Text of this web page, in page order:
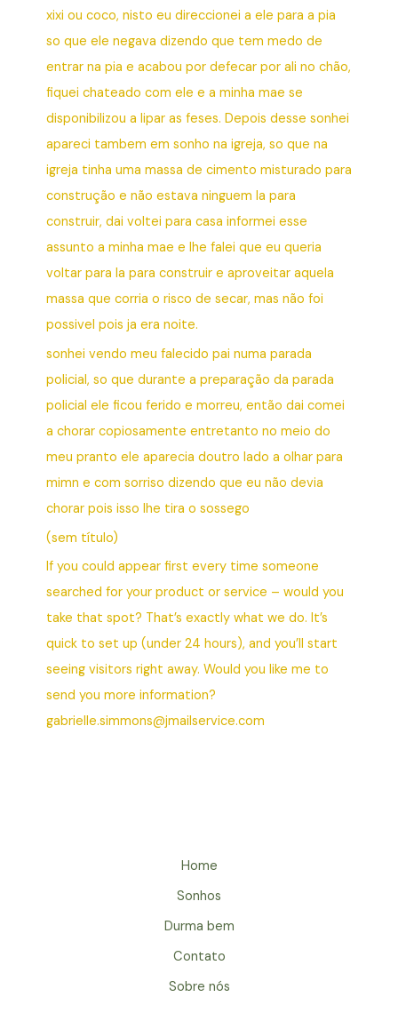
xixi ou coco, nisto eu direccionei a ele para a pia
so que ele negava dizendo que tem medo de
entrar na pia e acabou por defecar por ali no chão,
fiquei chateado com ele e a minha mae se
disponibilizou a lipar as feses. Depois desse sonhei
apareci tambem em sonho na igreja, so que na
igreja tinha uma massa de cimento misturado para
construção e não estava ninguem la para
construir, dai voltei para casa informei esse
assunto a minha mae e lhe falei que eu queria
voltar para la para construir e aproveitar aquela
massa que corria o risco de secar, mas não foi
possivel pois ja era noite.
sonhei vendo meu falecido pai numa parada
policial, so que durante a preparação da parada
policial ele ficou ferido e morreu, então dai comei
a chorar copiosamente entretanto no meio do
meu pranto ele aparecia doutro lado a olhar para
mimn e com sorriso dizendo que eu não devia
chorar pois isso lhe tira o sossego
(sem título)
If you could appear first every time someone
searched for your product or service – would you
take that spot? That’s exactly what we do. It’s
quick to set up (under 24 hours), and you’ll start
seeing visitors right away. Would you like me to
send you more information?
gabrielle.simmons@jmailservice.com
Home
Sonhos
Durma bem
Contato
Sobre nós